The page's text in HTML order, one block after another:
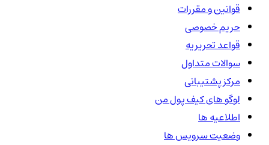
قوانین و مقررات
حریم خصوصی
قواعد تحریریه
سوالات متداول
مرکز پشتیبانی
لوگو های کیف پول من
اطلاعیه ها
وضعیت سرویس ها